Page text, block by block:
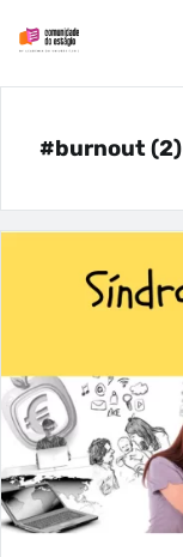
#burnout (2)